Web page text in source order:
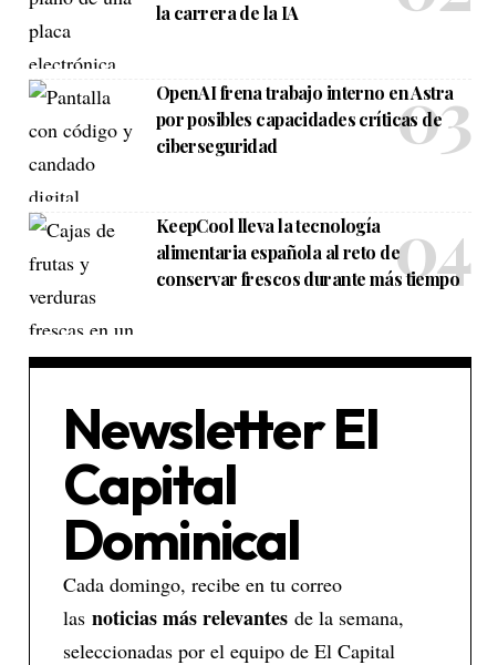
la carrera de la IA
OpenAI frena trabajo interno en Astra
por posibles capacidades críticas de
ciberseguridad
KeepCool lleva la tecnología
alimentaria española al reto de
conservar frescos durante más tiempo
Newsletter El
Capital
Dominical
Cada domingo, recibe en tu correo
lasnoticias más relevantesde la semana,
seleccionadas por el equipo de El Capital